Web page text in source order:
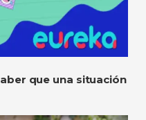
que una situación